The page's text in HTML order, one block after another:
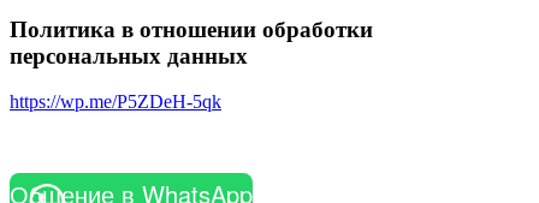
Политика в отношении обработки
персональных данных
https://wp.me/P5ZDeH-5qk
Общение в WhatsApp